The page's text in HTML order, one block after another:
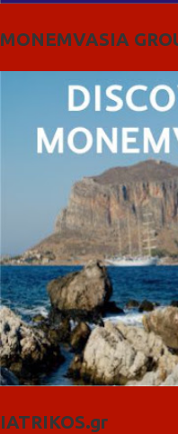
MONEMVASIA
IATRIKOS.gr